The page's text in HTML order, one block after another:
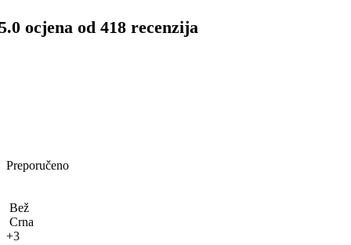
ocjena od 418 recenzija
Preporučeno
Bež
Crna
+3